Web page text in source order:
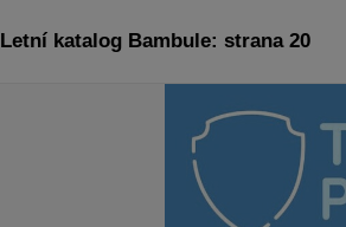
Letní katalog Bambule: strana 20